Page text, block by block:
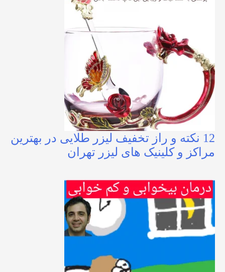
12 نکته و راز تخفیف لیزر طلایی در بهترین
مراکز و کلینیک های لیزر تهران